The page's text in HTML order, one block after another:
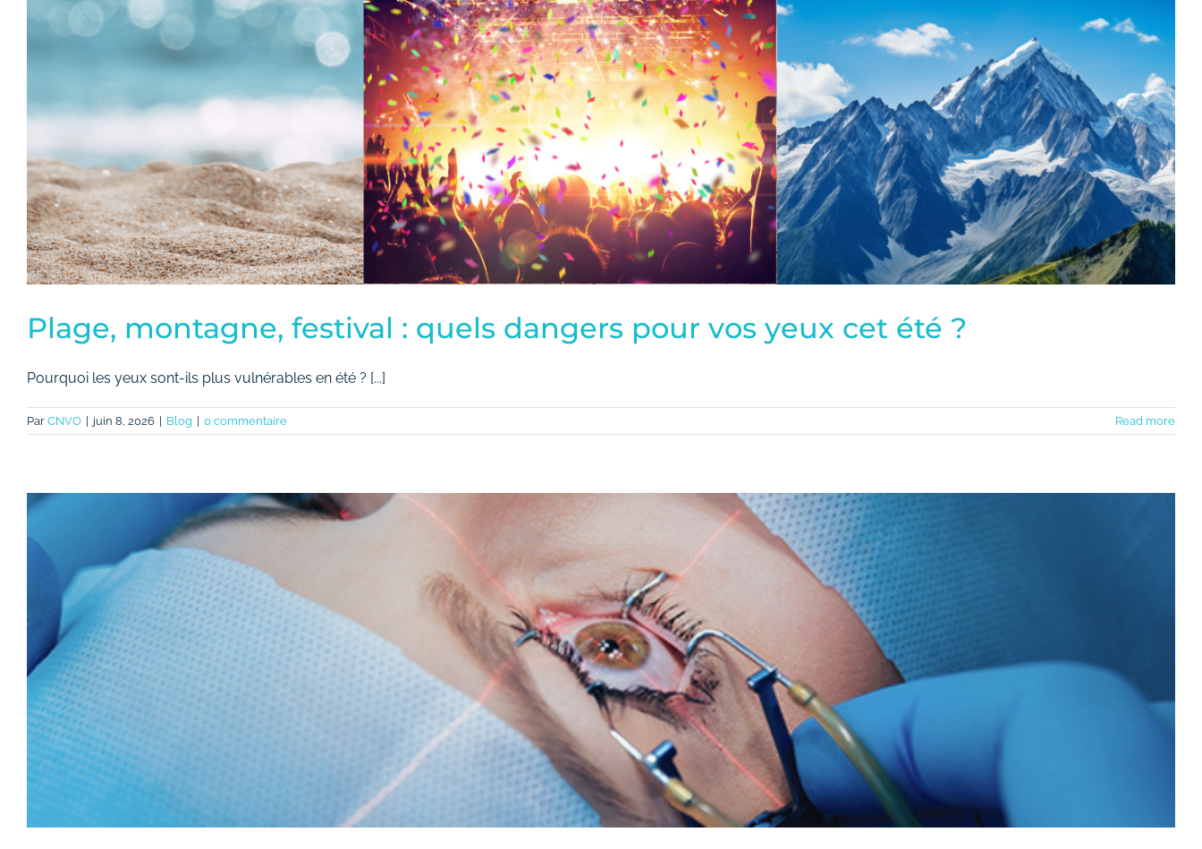
Plage, montagne, festival : quels dangers pour vos yeux cet été ?
Pourquoi les yeux sont-ils plus vulnérables en été ? [...]
Par CNVO | juin 8, 2026 | Blog | 0 commentaire Read more